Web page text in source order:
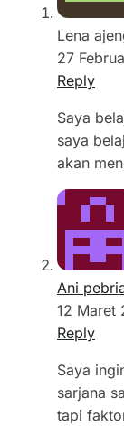
Lena
27
Reply
Saya
saya
akan
Ani
12 Maret
Reply
Saya
sarjana
tapi